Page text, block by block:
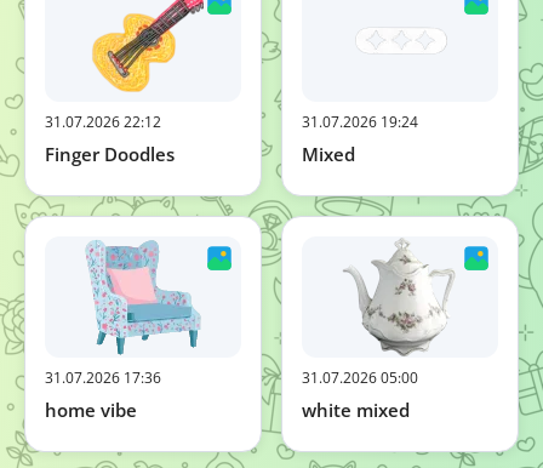
31.07.2026 22:12
Finger Doodles
31.07.2026 19:24
Mixed
31.07.2026 17:36
home vibe
31.07.2026 05:00
white mixed